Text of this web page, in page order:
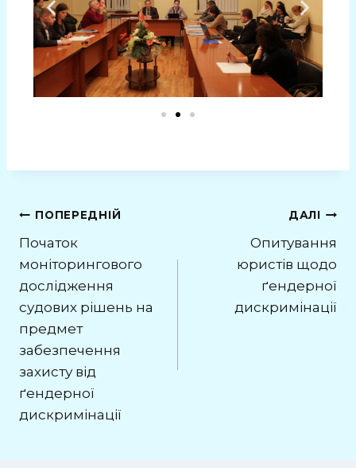
ПОПЕРЕДНІЙ
Початок
моніторингового
дослідження
судових рішень на
предмет
забезпечення
захисту від
ґендерної
дискримінації
ДАЛІ
Опитування
юристів щодо
ґендерної
дискримінації